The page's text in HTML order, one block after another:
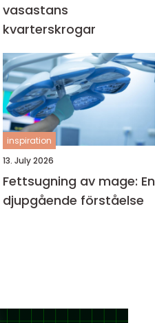
vasastans
kvarterskrogar
inspiration
13. July 2026
Fettsugning av mage: En
djupgående förståelse